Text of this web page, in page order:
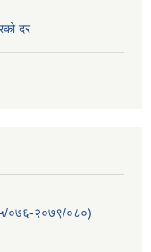
दर
०७६-२०७९/०८०)